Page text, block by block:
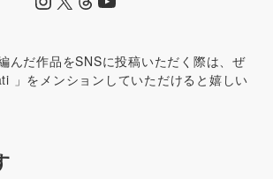
んだ作品をSNSに投稿いただく際は、ぜ
」をメンションしていただけると嬉しい